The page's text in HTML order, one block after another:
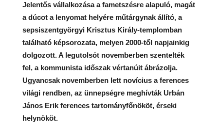
Jelentős vállalkozása a fametszésre alapuló, magát
a dúcot a lenyomat helyére műtárgynak állító, a
sepsiszentgyörgyi Krisztus Király-templomban
található képsorozata, melyen 2000-től napjainkig
dolgozott. A legutolsót novemberben szentelték
fel, a kommunista időszak vértanúit ábrázolja.
Ugyancsak novemberben lett novícius a ferences
világi rendben, az ünnepségre meghívták Urbán
János Erik ferences tartományfőnököt, érseki
helynököt.